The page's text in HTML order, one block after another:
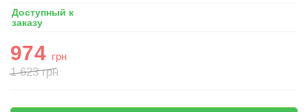
Доступный к
заказу
974 грн
1 623грн